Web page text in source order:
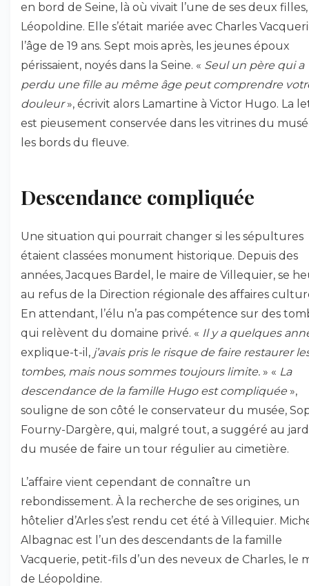
en bord de Seine, là où vivait l’une de ses deux filles,
Léopoldine. Elle s’était mariée avec Charles
l’âge de 19 ans. Sept mois après, les jeunes époux
périssaient, noyés dans la Seine. « Seul un père qui a
perdu une fille au même âge peut comprendre
douleur», écrivit alors Lamartine à Victor Hugo. La
est pieusement conservée dans les vitrines du
les bords du fleuve.
Descendance compliquée
Une situation qui pourrait changer si les sépultures
étaient classées monument historique. Depuis des
années, Jacques Bardel, le maire de Villequier, se
au refus de la Direction régionale des affaires
En attendant, l’élu n’a pas compétence sur des
qui relèvent du domaine privé. « Il y a quelques
explique-t-il, j’avais pris le risque de faire restaurer
tombes, mais nous sommes toujours limite. » « La
descendance de la famille Hugo est compliquée »,
souligne de son côté le conservateur du musée,
Fourny-Dargère, qui, malgré tout, a suggéré au
du musée de faire un tour régulier au cimetière.
L’affaire vient cependant de connaître un
rebondissement. À la recherche de ses origines, un
hôtelier d’Arles s’est rendu cet été à Villequier.
Albagnac est l’un des descendants de la famille
Vacquerie, petit-fils d’un des neveux de Charles, le
de Léopoldine.